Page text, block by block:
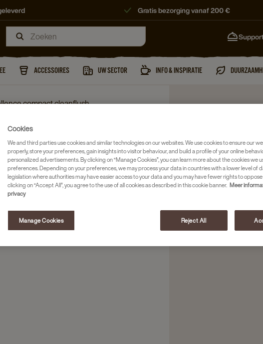
Gratis bezorging vanaf 200 €
ACCESSOIRES UW SECTOR INFO & INSPIRATIE
compact cleanflush
Cookies
We and third parties use cookies and similar technologies on our websites. We use cookies to ensure our
properly, store your preferences, gain insights into visitor behaviour, and build a profile of your online
personalized advertisements. By clicking on “Manage Cookies”, you can learn more about the cookies we
preferences. Depending on your preferences, we may process your data in countries with a lower level of
legislation where authorities may have easier access to your data and you may have fewer rights to
clicking on “Accept All”, you agree to the use of all cookies as described in this cookie banner. Meer
privacy
Manage Cookies Reject All